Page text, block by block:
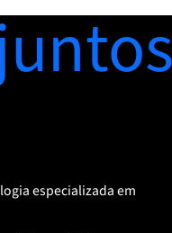
especializada em